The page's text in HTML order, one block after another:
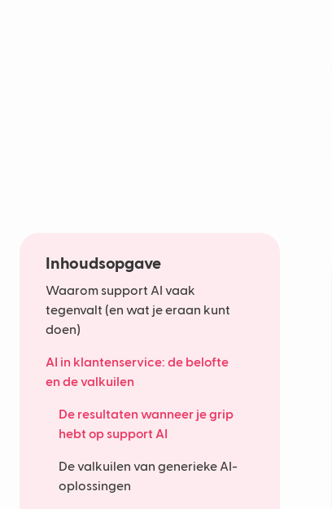
Inhoudsopgave
Waarom support AI vaak
tegenvalt (en wat je eraan kunt
doen)
AI in klantenservice: de belofte
en de valkuilen
De resultaten wanneer je grip
hebt op support AI
De valkuilen van generieke AI-
oplossingen